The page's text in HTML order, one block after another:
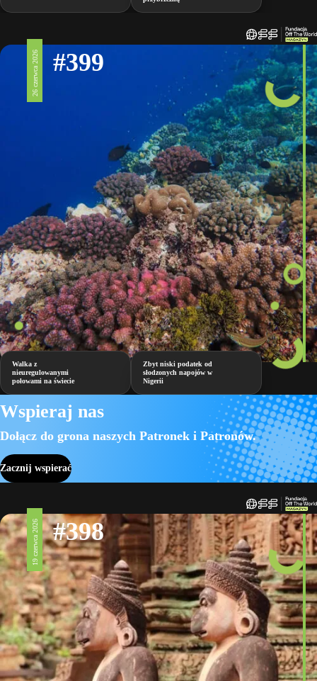
26 czerwca 2026 #399
Walka z
nieuregulowanymi
połowami na świecie
Zbyt niski podatek od
słodzonych napojów w
Nigerii
Wspieraj nas
Dołącz do grona naszych Patronek i Patronów.
Zacznij wspierać
19 czerwca 2026 #398